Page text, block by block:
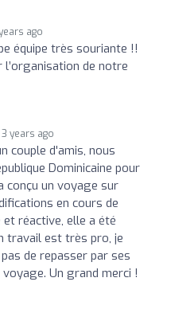
ago
équipe très souriante !!
l’organisation de notre
3 years ago
couple d'amis, nous
Dominicaine pour
conçu un voyage sur
en cours de
réactive, elle a été
travail est très pro, je
de repasser par ses
Un grand merci !